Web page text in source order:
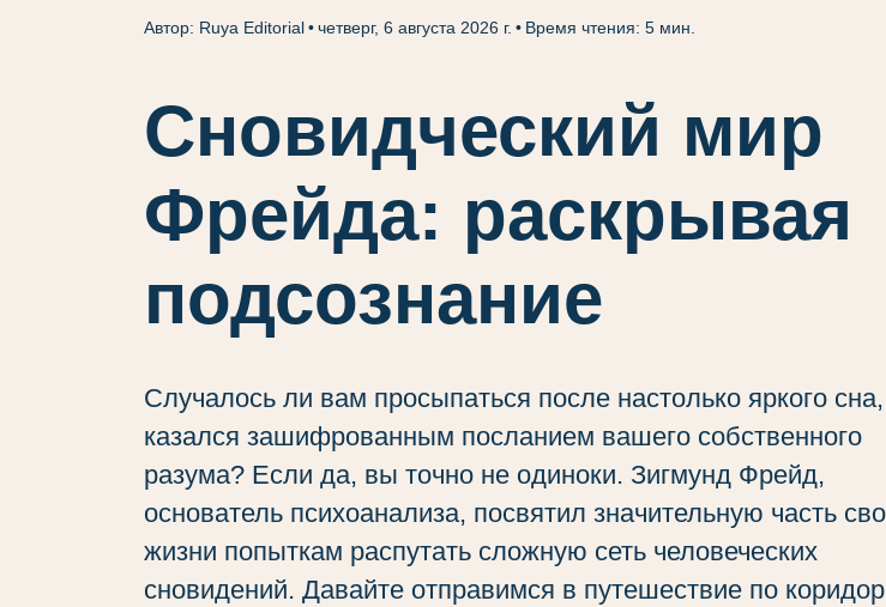
Автор: Ruya Editorial четверг, 6 августа 2026 г. Время чтения: 5 мин.
Сновидческий мир
Фрейда: раскрывая
подсознание
Случалось ли вам просыпаться после настолько яркого
казался зашифрованным посланием вашего собственного
разума? Если да, вы точно не одиноки. Зигмунд Фрейд,
основатель психоанализа, посвятил значительную часть
жизни попыткам распутать сложную сеть человеческих
сновидений. Давайте отправимся в путешествие по